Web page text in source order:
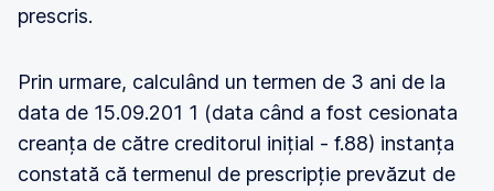
prescris.
Prin urmare, calculând un termen de 3 ani de la
data de 15.09.201 1 (data când a fost cesionata
creanța de către creditorul inițial - f.88) instanța
constată că termenul de prescripție prevăzut de